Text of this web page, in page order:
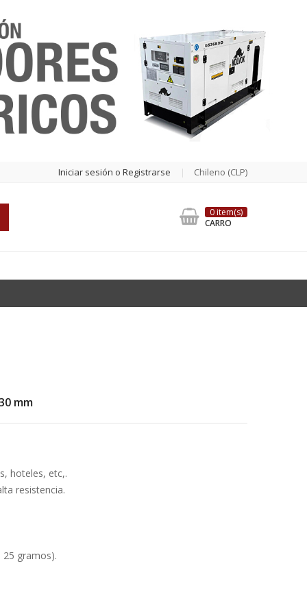
Iniciar sesión o Registrarse Chileno (CLP)
0 item(s)
CARRO
mm
hoteles, etc,.
resistencia.
gramos).